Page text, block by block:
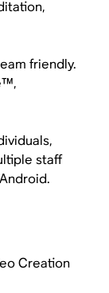
friendly.
staff
Creation